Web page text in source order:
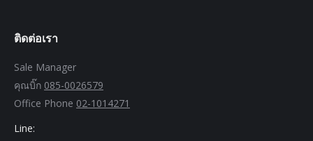
ติดต่อเรา
Sale Manager
คุณบิ๊ก 085-0026579
Office Phone 02-1014271
Line: